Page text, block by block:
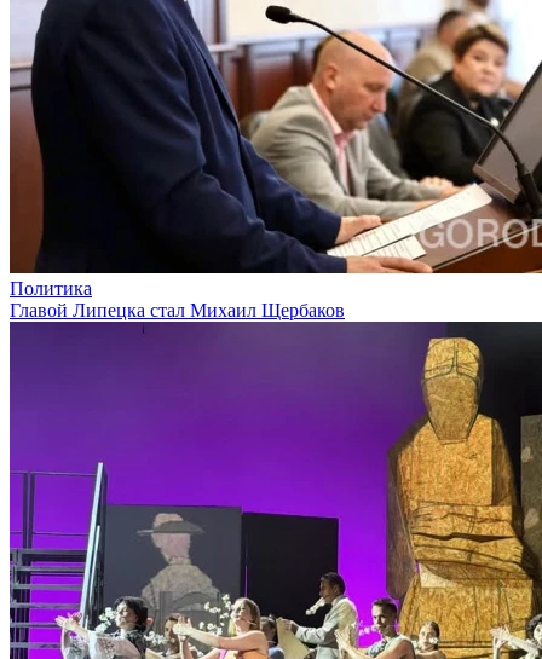
Политика
Главой Липецка стал Михаил Щербаков